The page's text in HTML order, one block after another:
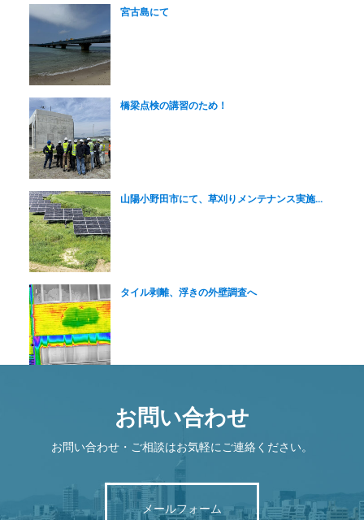
宮古島にて
橋梁点検の講習のため！
山陽小野田市にて、草刈りメンテナンス実施...
タイル剥離、浮きの外壁調査へ
お問い合わせ
お問い合わせ・ご相談はお気軽にご連絡ください。
メールフォーム